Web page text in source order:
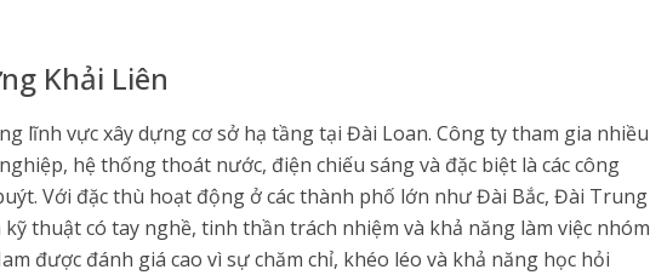
Khải Liên
lĩnh vực xây dựng cơ sở hạ tầng tại Đài Loan. Công ty tham gia nhiều
hệ thống thoát nước, điện chiếu sáng và đặc biệt là các công
Với đặc thù hoạt động ở các thành phố lớn như Đài Bắc, Đài Trung
thuật có tay nghề, tinh thần trách nhiệm và khả năng làm việc nhóm
được đánh giá cao vì sự chăm chỉ, khéo léo và khả năng học hỏi